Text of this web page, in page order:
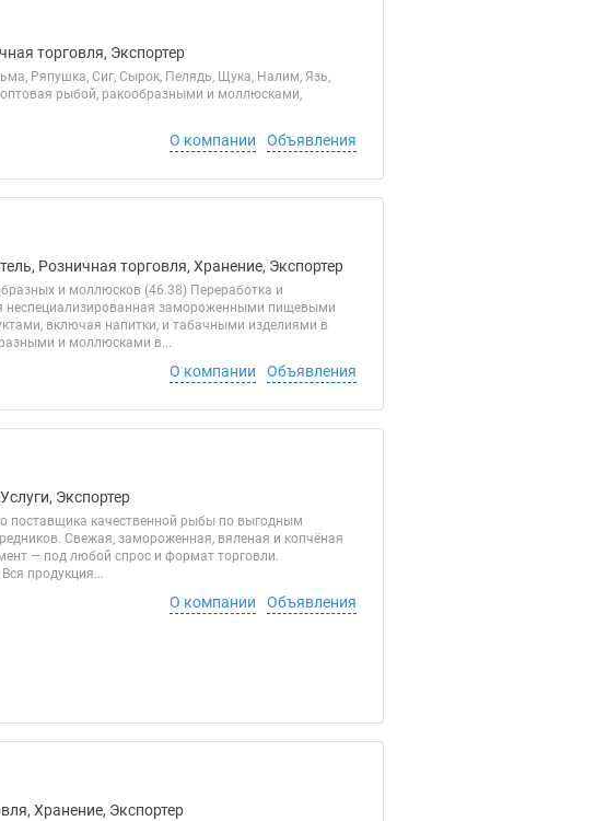
торговля, Экспортер
Ряпушка, Сиг, Сырок, Пелядь, Щука, Налим, Язь,
рыбой, ракообразными и моллюсками,
О компании Объявления
Розничная торговля, Хранение, Экспортер
и моллюсков (46.38) Переработка и
неспециализированная замороженными пищевыми
включая напитки, и табачными изделиями в
и моллюсками в...
О компании Объявления
Экспортер
качественной рыбы по выгодным
Свежая, замороженная, вяленая и копчёная
— под любой спрос и формат торговли.
продукция...
О компании Объявления
Хранение, Экспортер